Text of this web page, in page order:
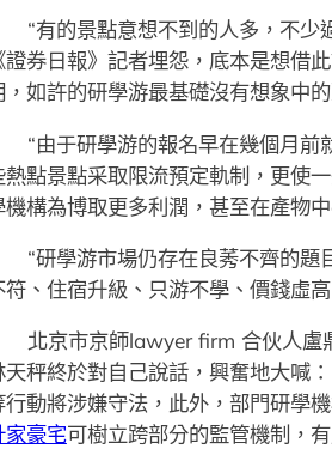
“有的景點意想不到的人多，不
證券日報》記者埋怨，底本是想借
，如許的研學游最基礎沒有想象中
“由于研學游的報名早在幾個月
熱點景點采取限流預定軌制，更使
機構為博取更多利潤，甚至在產物
“研學游市場仍存在良莠不齊的
符、住宿升級、只游不學、價錢虛
北京市京師lawyer firm 合伙人
天秤終於對自己說話，興奮地大喊
行動將涉嫌守法，此外，部門研學
家豪宅可樹立跨部分的監管機制，